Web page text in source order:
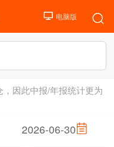
因此中报/年报统计更为
2026-06-30